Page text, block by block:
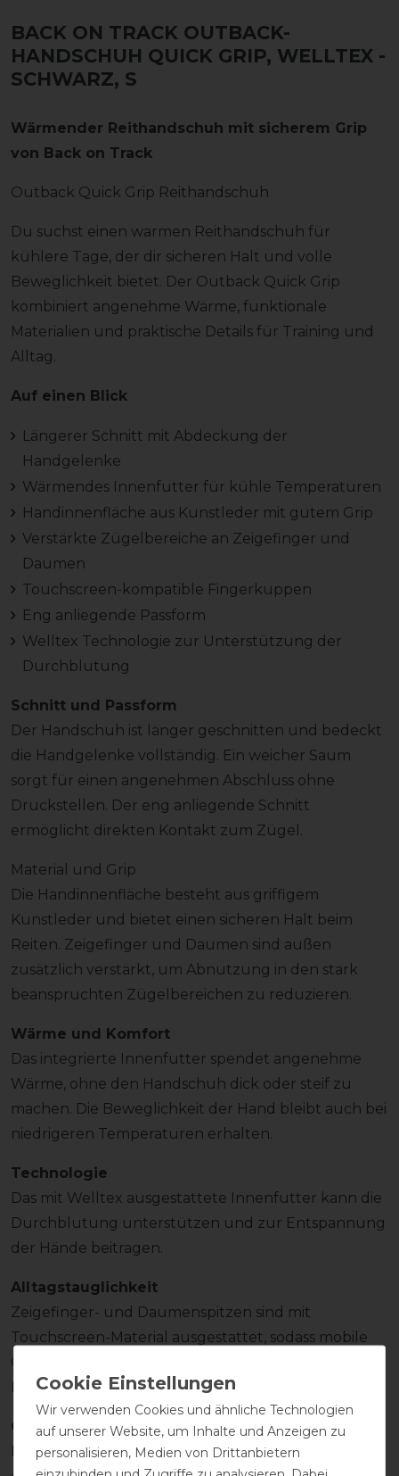
BACK ON TRACK OUTBACK-
HANDSCHUH QUICK GRIP, WELLTEX -
SCHWARZ, S
Wärmender Reithandschuh mit sicherem Grip
von Back on Track
Outback Quick Grip Reithandschuh
Du suchst einen warmen Reithandschuh für
kühlere Tage, der dir sicheren Halt und volle
Beweglichkeit bietet. Der Outback Quick Grip
kombiniert angenehme Wärme, funktionale
Materialien und praktische Details für Training und
Alltag.
Auf einen Blick
Längerer Schnitt mit Abdeckung der
Handgelenke
Wärmendes Innenfutter für kühle Temperaturen
Handinnenfläche aus Kunstleder mit gutem Grip
Verstärkte Zügelbereiche an Zeigefinger und
Daumen
Touchscreen-kompatible Fingerkuppen
Eng anliegende Passform
Welltex Technologie zur Unterstützung der
Durchblutung
Schnitt und Passform
Der Handschuh ist länger geschnitten und bedeckt
die Handgelenke vollständig. Ein weicher Saum
sorgt für einen angenehmen Abschluss ohne
Druckstellen. Der eng anliegende Schnitt
ermöglicht direkten Kontakt zum Zügel.
Material und Grip
Die Handinnenfläche besteht aus griffigem
Kunstleder und bietet einen sicheren Halt beim
Reiten. Zeigefinger und Daumen sind außen
zusätzlich verstärkt, um Abnutzung in den stark
beanspruchten Zügelbereichen zu reduzieren.
Wärme und Komfort
Das integrierte Innenfutter spendet angenehme
Wärme, ohne den Handschuh dick oder steif zu
machen. Die Beweglichkeit der Hand bleibt auch bei
niedrigeren Temperaturen erhalten.
Technologie
Das mit Welltex ausgestattete Innenfutter kann die
Durchblutung unterstützen und zur Entspannung
der Hände beitragen.
Alltagstauglichkeit
Zeigefinger- und Daumenspitzen sind mit
Touchscreen-Material ausgestattet, sodass mobile
Geräte bedient werden können, ohne den
Handschuh auszuziehen.
Größenhinweis
Die Handschuhe fallen klein aus. Es wird empfohlen,
Wir verwenden Cookies und ähnliche Technologien
auf unserer Website, um Inhalte und Anzeigen zu
personalisieren, Medien von Drittanbietern